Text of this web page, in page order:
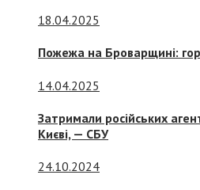
18.04.2025
Пожежа на Броварщині:
14.04.2025
Затримали російських
Києві, — СБУ
24.10.2024